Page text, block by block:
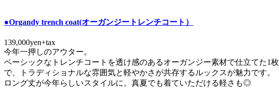
●Organdy trench coat(オーガンジートレンチコート）
139,000yen+tax
今年一押しのアウター。
ベーシックなトレンチコートを透け感のあるオーガンジー素材で仕立てた1枚
で、トラディショナルな雰囲気と軽やかさが共存するルックスが魅力です。
ロング丈が今年らしいスタイルに。真夏でも着ていただける軽さも◎